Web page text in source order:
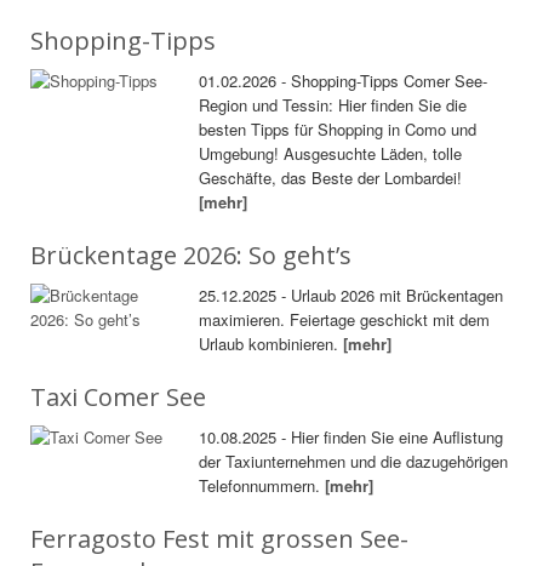
Shopping-Tipps
01.02.2026 - Shopping-Tipps Comer See-
Region und Tessin: Hier finden Sie die
besten Tipps für Shopping in Como und
Umgebung! Ausgesuchte Läden, tolle
Geschäfte, das Beste der Lombardei!
[mehr]
Brückentage 2026: So geht’s
25.12.2025 - Urlaub 2026 mit Brückentagen
maximieren. Feiertage geschickt mit dem
Urlaub kombinieren.[mehr]
Taxi Comer See
10.08.2025 - Hier finden Sie eine Auflistung
der Taxiunternehmen und die dazugehörigen
Telefonnummern.[mehr]
Ferragosto Fest mit grossen See-